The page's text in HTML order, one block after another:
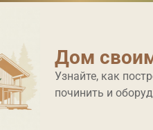
Дом
Узнайте, как
починить и